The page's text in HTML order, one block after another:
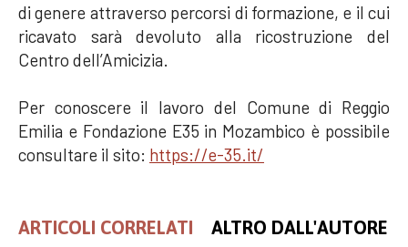
di genere attraverso percorsi di formazione, e il cui
ricavato sarà devoluto alla ricostruzione del
Centro dell’Amicizia.
Per conoscere il lavoro del Comune di Reggio
Emilia e Fondazione E35 in Mozambico è possibile
consultare il sito: https://e-35.it/
ARTICOLI CORRELATI ALTRO DALL'AUTORE